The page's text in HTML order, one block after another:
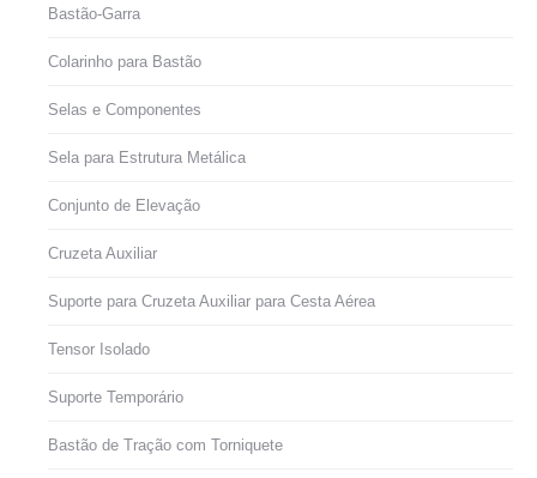
Bastão-Garra
Colarinho para Bastão
Selas e Componentes
Sela para Estrutura Metálica
Conjunto de Elevação
Cruzeta Auxiliar
Suporte para Cruzeta Auxiliar para Cesta Aérea
Tensor Isolado
Suporte Temporário
Bastão de Tração com Torniquete